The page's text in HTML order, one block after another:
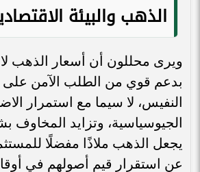
الذهب والبيئة
ويرى محللون أن أسعار الذهب لا
بدعم قوي من الطلب الآمن على
النفيس، لا سيما مع استمرار
الجيوسياسية، وتزايد المخاوف
يجعل الذهب ملاذًا مفضلًا
عن استقرار قيم أصولهم في